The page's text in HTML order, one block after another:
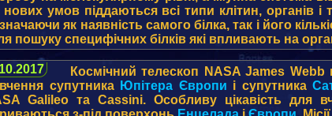
умов піддаються всі типи клітин, органів і
як наявність самого білка, так і його
пошуку специфічних білків які впливають на
Космічний телескоп NASA James
супутника Юпітера Європи і супутника
Galileo та Cassini. Особливу цікавість для